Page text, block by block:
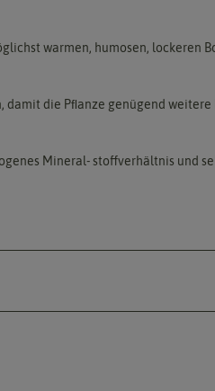
warmen, humosen, lockeren
damit die Pﬂanze genügend weitere
Mineral- stoffverhältnis und